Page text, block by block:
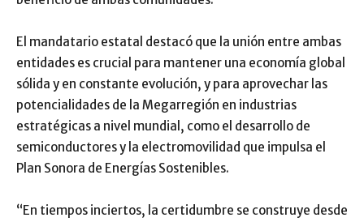
El mandatario estatal destacó que la unión entre ambas
entidades es crucial para mantener una economía global
sólida y en constante evolución, y para aprovechar las
potencialidades de la Megarregión en industrias
estratégicas a nivel mundial, como el desarrollo de
semiconductores y la electromovilidad que impulsa el
Plan Sonora de Energías Sostenibles.
“En tiempos inciertos, la certidumbre se construye desde